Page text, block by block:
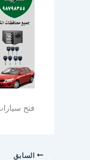
فتح
السابق